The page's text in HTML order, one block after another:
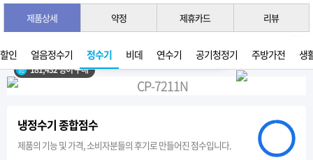
인 얼음정수기 정수기 비데 연수기 공기청정기 주방가전 생
제품상세 약정 제휴카드 리뷰
3초 간편 견적 받기 →
2026년 07월 생산
181,432 명이 구매
냉정수기 종합점수
제품의 기능 및 가격, 소비자분들의 후기로 만들어진 점수입니다.